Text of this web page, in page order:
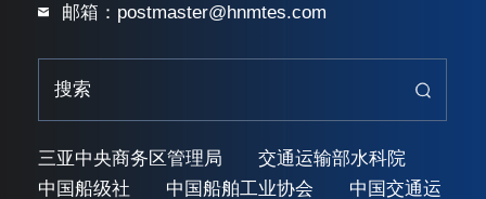
邮箱：postmaster@hnmtes.com
三亚中央商务区管理局
交通运输部水科院
中国船级社
中国船舶工业协会 中国交通运